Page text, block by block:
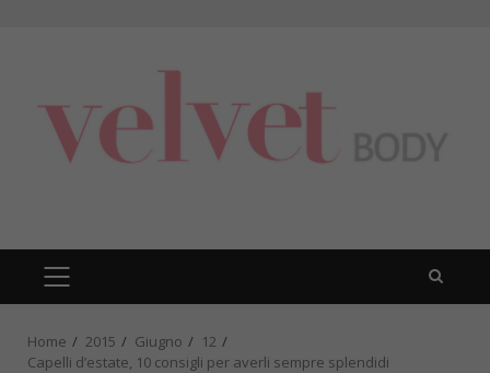
PRIMARY
MENU
Home 2015 Giugno
12
Capelli d’estate, 10 consigli per averli sempre splendidi